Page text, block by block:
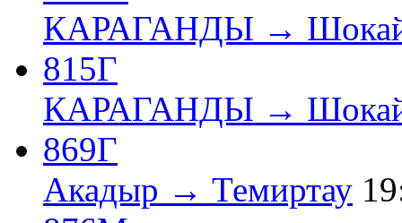
КАРАГАНДЫ →
815Г
КАРАГАНДЫ →
869Г
Акадыр → Темиртау